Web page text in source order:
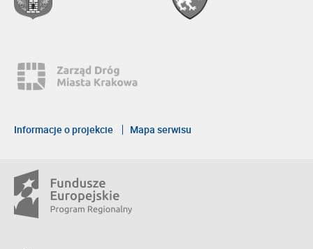
Informacje o projekcie Mapa serwisu